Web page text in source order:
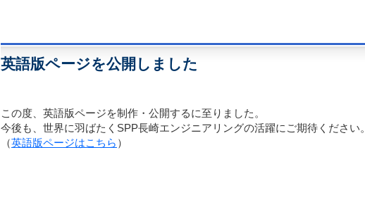
英語版ページを公開しました
この度、英語版ページを制作・公開するに至りました。
今後も、世界に羽ばたくSPP長崎エンジニアリングの活躍にご期待ください。
（英語版ページはこちら ）